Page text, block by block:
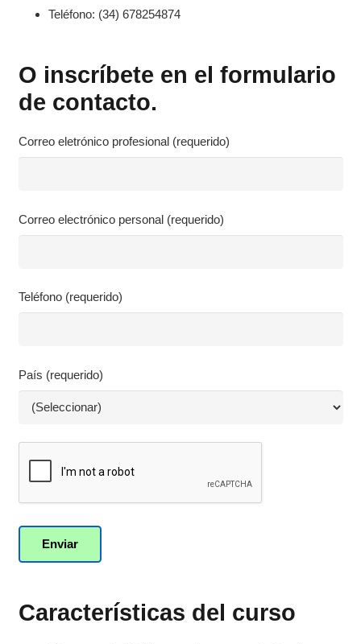
Teléfono: (34) 678254874
O inscríbete en el formulario
de contacto.
Correo eletrónico profesional (requerido)
Correo electrónico personal (requerido)
Teléfono (requerido)
País (requerido)
Características del curso